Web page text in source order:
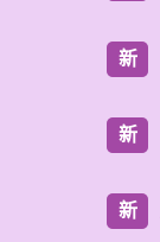
新
新
新